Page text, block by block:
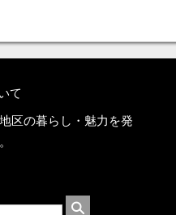
て
区の暮らし・魅力を発